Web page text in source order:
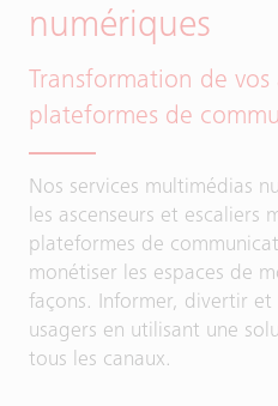
numériques
Transformation de vos
plateformes de
Nos services multimédias
les ascenseurs et escaliers
plateformes de
monétiser les espaces de
façons. Informer, divertir et
usagers en utilisant une
tous les canaux.